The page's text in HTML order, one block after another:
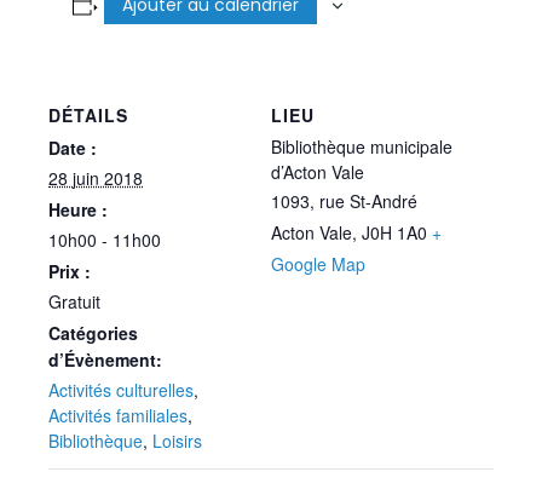
Ajouter au calendrier
DÉTAILS
Date :
28 juin 2018
Heure :
10h00 - 11h00
Prix :
Gratuit
Catégories
d’Évènement:
Activités culturelles,
Activités familiales,
Bibliothèque, Loisirs
LIEU
Bibliothèque municipale
d’Acton Vale
1093, rue St-André
Acton Vale, J0H 1A0 +
Google Map